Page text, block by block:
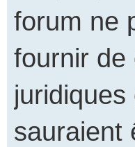
forum ne
fournir de
juridiques
sauraient